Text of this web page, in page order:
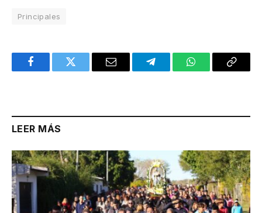
Principales
FacebookTwitter Email TelegramWhatsAppCopy
LEER MÁS